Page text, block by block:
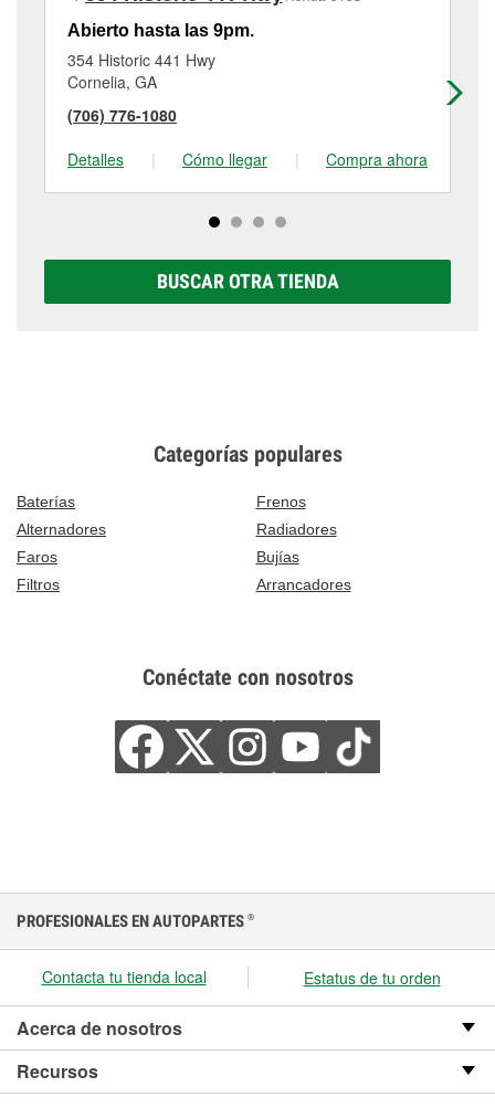
Abierto hasta las 9pm.
354 Historic 441 Hwy
Cornelia, GA
(706) 776-1080
Detalles
| Cómo llegar | Compra ahora
BUSCAR OTRA TIENDA
Categorías populares
Baterías
Frenos
Alternadores
Radiadores
Faros
Bujías
Filtros
Arrancadores
Conéctate con nosotros
PROFESIONALES EN AUTOPARTES ®
Contacta tu tienda local Estatus de tu orden
Acerca de nosotros
Recursos